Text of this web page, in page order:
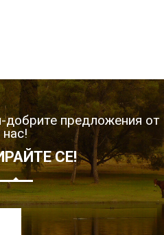
добрите предложения от
нас!
СЕ!